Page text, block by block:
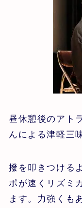
昼休憩後のアト
んによる津軽三
撥を叩きつける
ポが速くリズミ
ます。力強くも